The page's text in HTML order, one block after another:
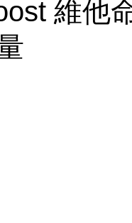
維他